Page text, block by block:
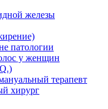
железы
патологии
у женщин
терапевт
хирург